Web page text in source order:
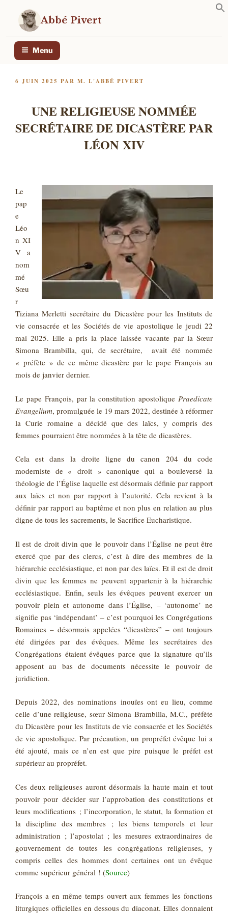
contenu
principal
Abbé Pivert
Menu
PUBLIÉ
6 JUIN 2025 PAR M. L'ABBÉ PIVERT
UNE RELIGIEUSE NOMMÉE
SECRÉTAIRE DE DICASTÈRE PAR
LÉON XIV
Le
pap
e
Léo
n XI
V a
nom
mé
Sœu
r
Tiziana Merletti secrétaire du Dicastère pour les Instituts de
vie consacrée et les Sociétés de vie apostolique le jeudi 22
mai 2025. Elle a pris la place laissée vacante par la Sœur
Simona Brambilla, qui, de secrétaire, avait été nommée
« préfète » de ce même dicastère par le pape François au
mois de janvier dernier.
Le pape François, par la constitution apostolique Praedicate
Evangelium, promulguée le 19 mars 2022, destinée à réformer
la Curie romaine a décidé que des laïcs, y compris des
femmes pourraient être nommées à la tête de dicastères.
Cela est dans la droite ligne du canon 204 du code
moderniste de « droit » canonique qui a bouleversé la
théologie de l’Église laquelle est désormais définie par rapport
aux laïcs et non par rapport à l’autorité. Cela revient à la
définir par rapport au baptême et non plus en relation au plus
digne de tous les sacrements, le Sacrifice Eucharistique.
Il est de droit divin que le pouvoir dans l’Église ne peut être
exercé que par des clercs, c’est à dire des membres de la
hiérarchie ecclésiastique, et non par des laïcs. Et il est de droit
divin que les femmes ne peuvent appartenir à la hiérarchie
ecclésiastique. Enfin, seuls les évêques peuvent exercer un
pouvoir plein et autonome dans l’Église, – ‘autonome’ ne
signifie pas ‘indépendant’ – c’est pourquoi les Congrégations
Romaines – désormais appelées “dicastères” – ont toujours
été dirigées par des évêques. Même les secrétaires des
Congrégations étaient évêques parce que la signature qu’ils
apposent au bas de documents nécessite le pouvoir de
juridiction.
Depuis 2022, des nominations inouïes ont eu lieu, comme
celle d’une religieuse, sœur Simona Brambilla, M.C., préfète
du Dicastère pour les Instituts de vie consacrée et les Sociétés
de vie apostolique. Par précaution, un propréfet évêque lui a
été ajouté, mais ce n’en est que pire puisque le préfet est
supérieur au propréfet.
Ces deux religieuses auront désormais la haute main et tout
pouvoir pour décider sur l’approbation des constitutions et
leurs modifications ; l’incorporation, le statut, la formation et
la discipline des membres ; les biens temporels et leur
administration ; l’apostolat ; les mesures extraordinaires de
gouvernement de toutes les congrégations religieuses, y
compris celles des hommes dont certaines ont un évêque
comme supérieur général ! (Source)
François a en même temps ouvert aux femmes les fonctions
liturgiques officielles en dessous du diaconat. Elles donnaient